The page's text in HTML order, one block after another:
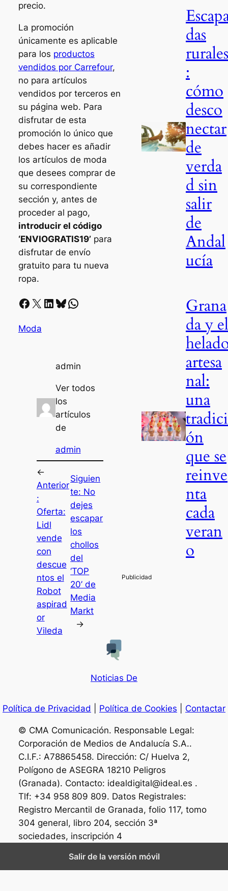
precio.
La promoción
únicamente es aplicable
para los productos
vendidos por Carrefour,
no para artículos
vendidos por terceros en
su página web. Para
disfrutar de esta
promoción lo único que
debes hacer es añadir
los artículos de moda
que desees comprar de
su correspondiente
sección y, antes de
proceder al pago,
introducir el código
‘ENVIOGRATIS19’para
disfrutar de envío
gratuito para tu nueva
ropa.
Facebook X LinkedIn Bluesky Whatsapp
Moda
admin
Ver todos
los
artículos
de
admin
←
Anterior
:
Oferta:
Lidl
vende
con
descue
ntos el
Robot
aspirad
or
Vileda
Siguien
te: No
dejes
escapar
los
chollos
del
‘TOP
20’ de
Media
Markt
→
das
rurales
:
cómo
desco
nectar
de
verda
d sin
salir
de
Andal
ucía
Grana
da y el
artesa
nal:
una
tradici
ón
que se
reinve
nta
cada
veran
o
Noticias De
Política de Privacidad Política de Cookies Contactar
© CMA Comunicación. Responsable Legal:
Corporación de Medios de Andalucía S.A..
C.I.F.: A78865458. Dirección: C/ Huelva 2,
Polígono de ASEGRA 18210 Peligros
(Granada). Contacto: idealdigital@ideal.es .
Tlf: +34 958 809 809. Datos Registrales:
Registro Mercantil de Granada, folio 117, tomo
304 general, libro 204, sección 3ª
sociedades, inscripción 4
Salir de la versión móvil